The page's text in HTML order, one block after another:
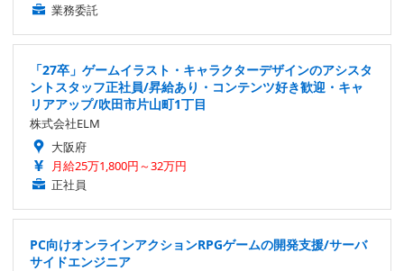
業務委託
「27卒」ゲームイラスト・キャラクターデザインのアシスタ
ントスタッフ正社員/昇給あり・コンテンツ好き歓迎・キャ
リアアップ/吹田市片山町1丁目
株式会社ELM
大阪府
月給25万1,800円～32万円
正社員
PC向けオンラインアクションRPGゲームの開発支援/サーバ
サイドエンジニア